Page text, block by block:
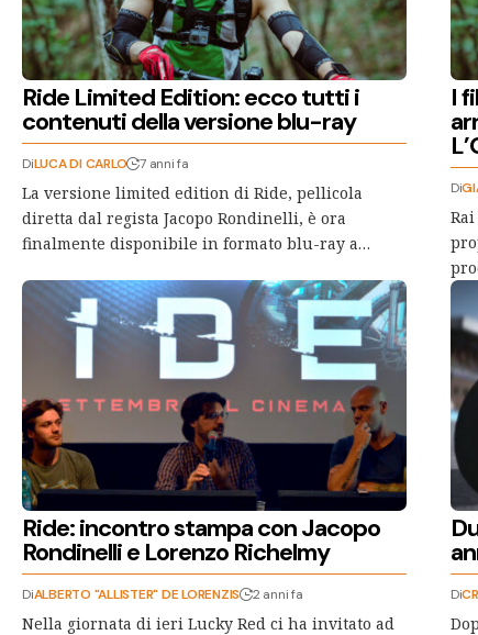
Ride Limited Edition: ecco tutti i
contenuti della versione blu-ray
DiLUCA DI CARLO 7 anni fa
La versione limited edition di Ride, pellicola
diretta dal regista Jacopo Rondinelli, è ora
finalmente disponibile in formato blu-ray a…
I
Di
Ride: incontro stampa con Jacopo
Rondinelli e Lorenzo Richelmy
DiALBERTO "ALLISTER" DE LORENZIS 2 anni fa
Nella giornata di ieri Lucky Red ci ha invitato ad
Di